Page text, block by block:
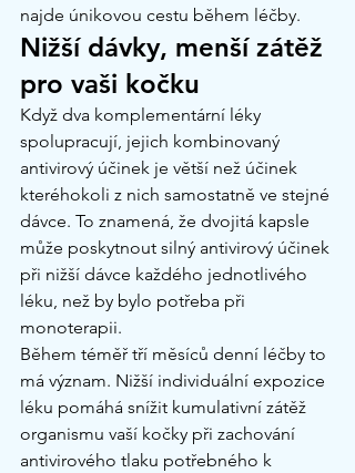
najde únikovou cestu během léčby.
Nižší dávky, menší zátěž
pro vaši kočku
Když dva komplementární léky
spolupracují, jejich kombinovaný
antivirový účinek je větší než účinek
kteréhokoli z nich samostatně ve stejné
dávce. To znamená, že dvojitá kapsle
může poskytnout silný antivirový účinek
při nižší dávce každého jednotlivého
léku, než by bylo potřeba při
monoterapii.
Během téměř tří měsíců denní léčby to
má význam. Nižší individuální expozice
léku pomáhá snížit kumulativní zátěž
organismu vaší kočky při zachování
antivirového tlaku potřebného k